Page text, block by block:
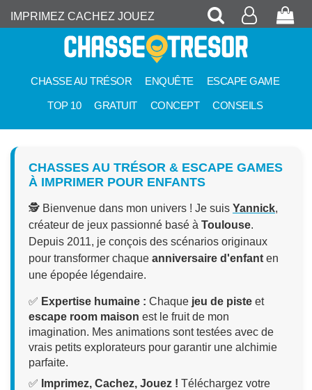
IMPRIMEZ CACHEZ JOUEZ Recherche
Mon
CHASSE AU TRÉSOR ENQUÊTE ESCAPE GAME
TOP 10 GRATUIT CONCEPT CONSEILS
CHASSES AU TRÉSOR & ESCAPE GAMES
À IMPRIMER POUR ENFANTS
🕵️ Bienvenue dans mon univers ! Je suis Yannick,
créateur de jeux passionné basé à Toulouse.
Depuis 2011, je conçois des scénarios originaux
pour transformer chaque anniversaire d'enfant en
une épopée légendaire.
✅ Expertise humaine : Chaque jeu de piste et
escape room maison est le fruit de mon
imagination. Mes animations sont testées avec de
vrais petits explorateurs pour garantir une alchimie
parfaite.
✅ Imprimez, Cachez, Jouez ! Téléchargez votre